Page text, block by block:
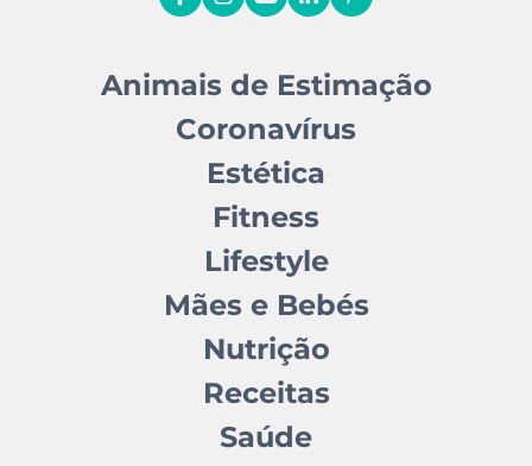
Animais de Estimação
Coronavírus
Estética
Fitness
Lifestyle
Mães e Bebés
Nutrição
Receitas
Saúde